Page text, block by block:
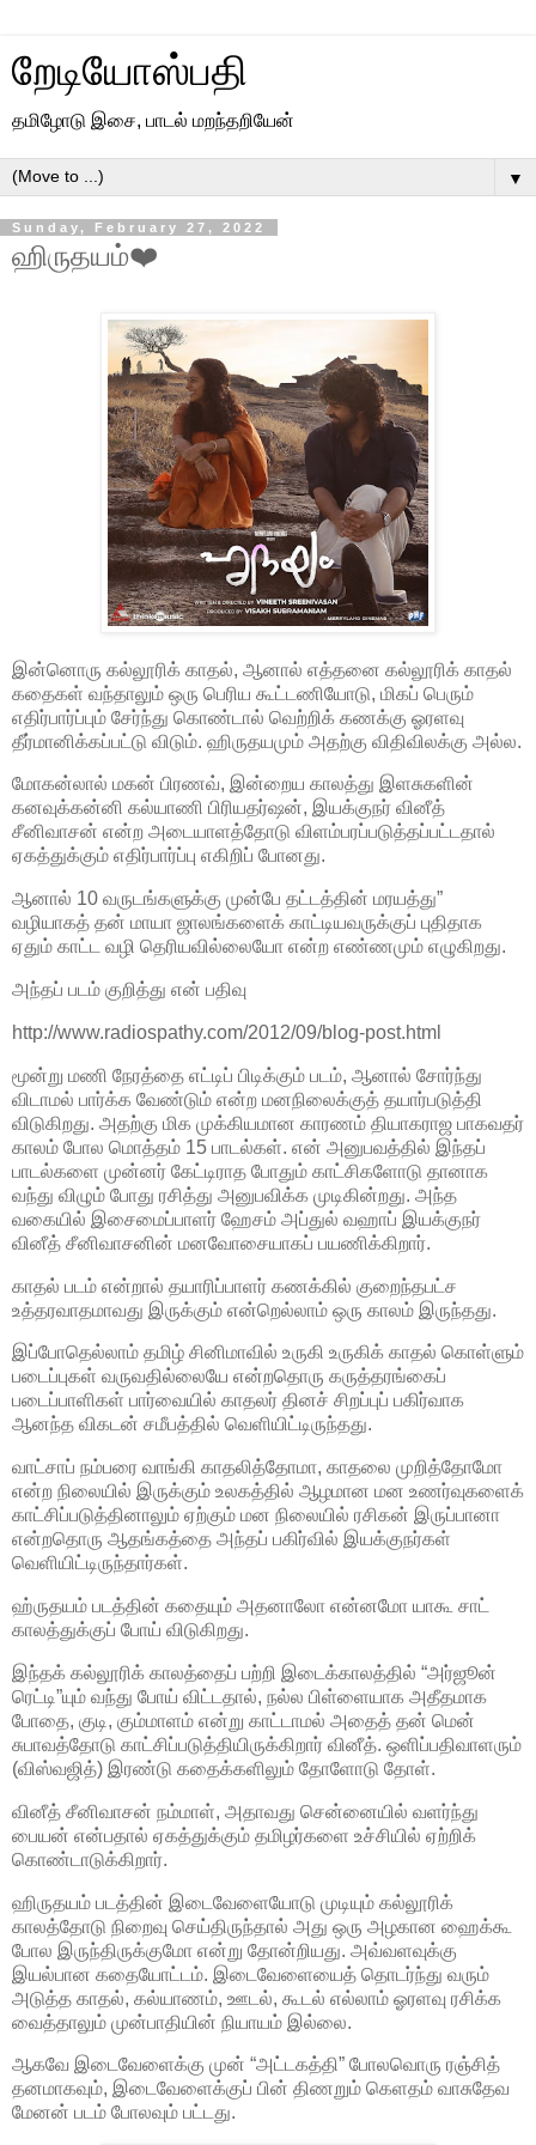
றேடியோஸ்பதி
தமிழோடு இசை, பாடல் மறந்தறியேன்
▼
Sunday, February 27, 2022
ஹிருதயம்❤️
இன்னொரு கல்லூரிக் காதல், ஆனால் எத்தனை கல்லூரிக் காதல்
கதைகள் வந்தாலும் ஒரு பெரிய கூட்டணியோடு, மிகப் பெரும்
எதிர்பார்ப்பும் சேர்ந்து கொண்டால் வெற்றிக் கணக்கு ஓரளவு
தீர்மானிக்கப்பட்டு விடும். ஹிருதயமும் அதற்கு விதிவிலக்கு அல்ல.
மோகன்லால் மகன் பிரணவ், இன்றைய காலத்து இளசுகளின்
கனவுக்கன்னி கல்யாணி பிரியதர்ஷன், இயக்குநர் வினீத்
சீனிவாசன் என்ற அடையாளத்தோடு விளம்பரப்படுத்தப்பட்டதால்
ஏகத்துக்கும் எதிர்பார்ப்பு எகிறிப் போனது.
ஆனால் 10 வருடங்களுக்கு முன்பே தட்டத்தின் மரயத்து”
வழியாகத் தன் மாயா ஜாலங்களைக் காட்டியவருக்குப் புதிதாக
ஏதும் காட்ட வழி தெரியவில்லையோ என்ற எண்ணமும் எழுகிறது.
அந்தப் படம் குறித்து என் பதிவு
http://www.radiospathy.com/2012/09/blog-post.html
மூன்று மணி நேரத்தை எட்டிப் பிடிக்கும் படம், ஆனால் சோர்ந்து
விடாமல் பார்க்க வேண்டும் என்ற மனநிலைக்குத் தயார்படுத்தி
விடுகிறது. அதற்கு மிக முக்கியமான காரணம் தியாகராஜ பாகவதர்
காலம் போல மொத்தம் 15 பாடல்கள். என் அனுபவத்தில் இந்தப்
பாடல்களை முன்னர் கேட்டிராத போதும் காட்சிகளோடு தானாக
வந்து விழும் போது ரசித்து அனுபவிக்க முடிகின்றது. அந்த
வகையில் இசைமைப்பாளர் ஹேசம் அப்துல் வஹாப் இயக்குநர்
வினீத் சீனிவாசனின் மனவோசையாகப் பயணிக்கிறார்.
காதல் படம் என்றால் தயாரிப்பாளர் கணக்கில் குறைந்தபட்ச
உத்தரவாதமாவது இருக்கும் என்றெல்லாம் ஒரு காலம் இருந்தது.
இப்போதெல்லாம் தமிழ் சினிமாவில் உருகி உருகிக் காதல் கொள்ளும்
படைப்புகள் வருவதில்லையே என்றதொரு கருத்தரங்கைப்
படைப்பாளிகள் பார்வையில் காதலர் தினச் சிறப்புப் பகிர்வாக
ஆனந்த விகடன் சமீபத்தில் வெளியிட்டிருந்தது.
வாட்சாப் நம்பரை வாங்கி காதலித்தோமா, காதலை முறித்தோமோ
என்ற நிலையில் இருக்கும் உலகத்தில் ஆழமான மன உணர்வுகளைக்
காட்சிப்படுத்தினாலும் ஏற்கும் மன நிலையில் ரசிகன் இருப்பானா
என்றதொரு ஆதங்கத்தை அந்தப் பகிர்வில் இயக்குநர்கள்
வெளியிட்டிருந்தார்கள்.
ஹ்ருதயம் படத்தின் கதையும் அதனாலோ என்னமோ யாகூ சாட்
காலத்துக்குப் போய் விடுகிறது.
இந்தக் கல்லூரிக் காலத்தைப் பற்றி இடைக்காலத்தில் “அர்ஜூன்
ரெட்டி”யும் வந்து போய் விட்டதால், நல்ல பிள்ளையாக அதீதமாக
போதை, குடி, கும்மாளம் என்று காட்டாமல் அதைத் தன் மென்
சுபாவத்தோடு காட்சிப்படுத்தியிருக்கிறார் வினீத். ஒளிப்பதிவாளரும்
(விஸ்வஜித்) இரண்டு கதைக்களிலும் தோளோடு தோள்.
வினீத் சீனிவாசன் நம்மாள், அதாவது சென்னையில் வளர்ந்து
பையன் என்பதால் ஏகத்துக்கும் தமிழர்களை உச்சியில் ஏற்றிக்
கொண்டாடுக்கிறார்.
ஹிருதயம் படத்தின் இடைவேளையோடு முடியும் கல்லூரிக்
காலத்தோடு நிறைவு செய்திருந்தால் அது ஒரு அழகான ஹைக்கூ
போல இருந்திருக்குமோ என்று தோன்றியது. அவ்வளவுக்கு
இயல்பான கதையோட்டம். இடைவேளையைத் தொடர்ந்து வரும்
அடுத்த காதல், கல்யாணம், ஊடல், கூடல் எல்லாம் ஓரளவு ரசிக்க
வைத்தாலும் முன்பாதியின் நியாயம் இல்லை.
ஆகவே இடைவேளைக்கு முன் “அட்டகத்தி” போலவொரு ரஞ்சித்
தனமாகவும், இடைவேளைக்குப் பின் திணறும் கெளதம் வாசுதேவ
மேனன் படம் போலவும் பட்டது.